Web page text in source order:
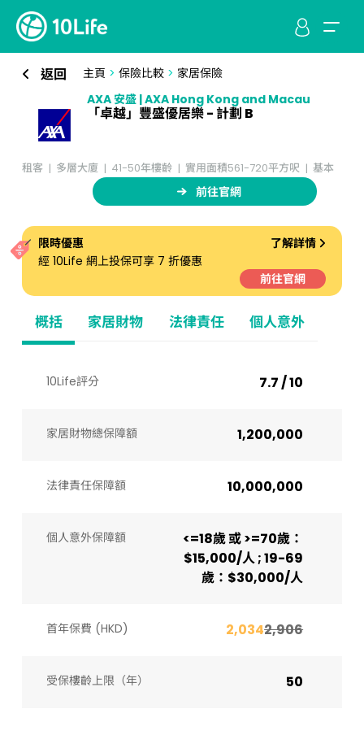
返回 主頁 > 保險比較> 家居保險
AXA 安盛 | AXA Hong Kong and Macau
「卓越」豐盛優居樂 - 計劃 B
租客 多層大廈 41-50年樓齡 實用面積561-720平方呎 基本
前往官網
概括 家居財物 法律責任 個人意外
限時優惠
了解詳情
經 10Life 網上投保可享 7 折優惠
前往官網
10Life評分 7.7 / 10
家居財物總保障額 1,200,000
法律責任保障額 10,000,000
個人意外保障額
<=18歲 或 >=70歲：
$15,000/人 ; 19-69
歲：$30,000/人
首年保費 (HKD) 2,0342,906
受保樓齡上限（年）​ 50